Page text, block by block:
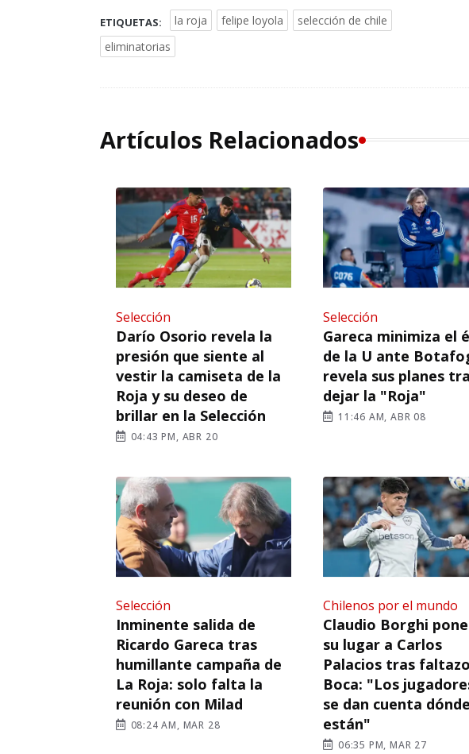
ETIQUETAS: la roja felipe loyola
selección de chile
eliminatorias
Artículos Relacionados
Selección
Darío Osorio revela la
presión que siente al
vestir la camiseta de la
Roja y su deseo de
brillar en la Selección
04:43 PM, ABR 20
Selección
Gareca minimiza el
de la U ante
revela sus planes
dejar la "Roja"
11:46 AM, ABR 08
Selección
Inminente salida de
Ricardo Gareca tras
humillante campaña de
La Roja: solo falta la
reunión con Milad
08:24 AM, MAR 28
Chilenos por el mundo
Claudio Borghi
su lugar a Carlos
Palacios tras
Boca: "Los
se dan cuenta dónde
están"
06:35 PM, MAR 27